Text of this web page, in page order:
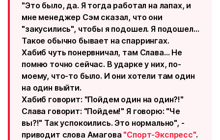
"Это было, да. Я тогда работал на лапах, и
мне менеджер Сэм сказал, что они
"закусились", чтобы я подошел. Я подошел…
Такое обычно бывает на спаррингах.
Хабиб чуть понервничал, там Слава… Не
помню точно сейчас. В ударке у них, по-
моему, что-то было. И они хотели там один
на один выйти.
Хабиб говорит: "Пойдем один на один?!"
Слава говорит: "Пойдем!" Я говорю: "Че
вы?!" Так успокоились. Это нормально", -
приводит слова Амагова "Спорт-Экспресс".